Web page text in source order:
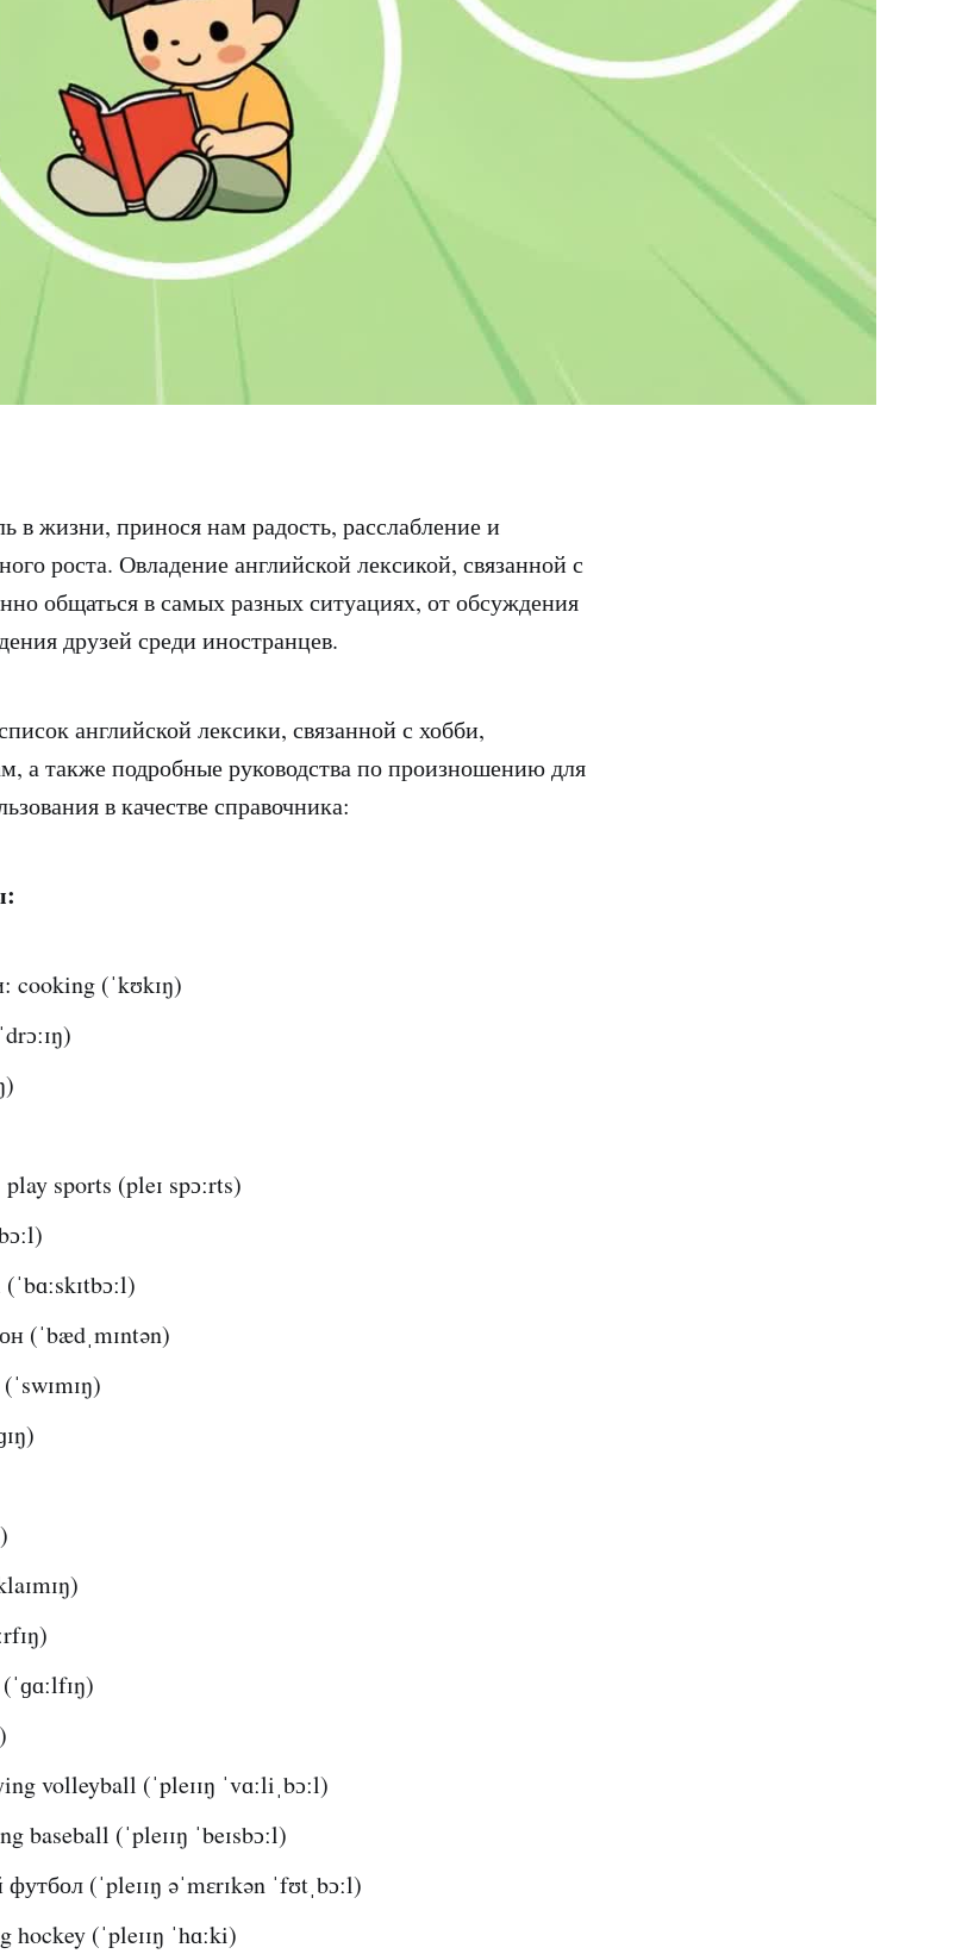
в жизни, принося нам радость, расслабление и
роста. Овладение английской лексикой, связанной с
общаться в самых разных ситуациях, от обсуждения
друзей среди иностранцев.
английской лексики, связанной с хобби,
а также подробные руководства по произношению для
в качестве справочника:
cooking (ˈkʊkɪŋ)
sports (pleɪ spɔːrts)
(ˈbædˌmɪntən)
volleyball (ˈpleɪɪŋ ˈvɑːliˌbɔːl)
baseball (ˈpleɪɪŋ ˈbeɪsbɔːl)
(ˈpleɪɪŋ əˈmɛrɪkən ˈfʊtˌbɔːl)
(ˈpleɪɪŋ ˈhɑːki)